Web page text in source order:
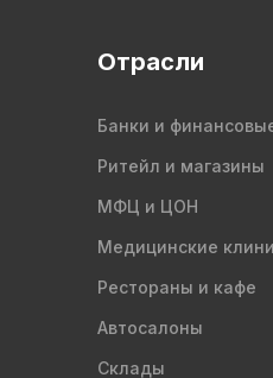
Отрасли
Банки и
Ритейл и магазины
МФЦ и ЦОН
Медицинские
Рестораны и кафе
Автосалоны
Склады